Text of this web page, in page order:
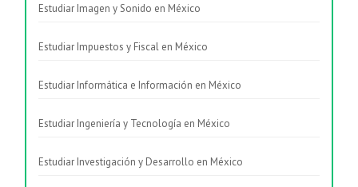
Estudiar Imagen y Sonido en México
Estudiar Impuestos y Fiscal en México
Estudiar Informática e Información en México
Estudiar Ingeniería y Tecnología en México
Estudiar Investigación y Desarrollo en México